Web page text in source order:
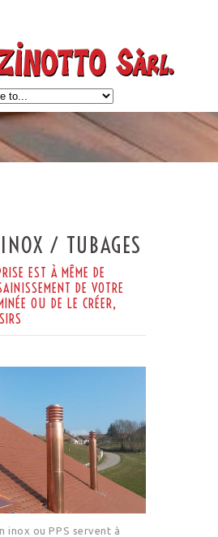
/ TUBAGES
EST À MÊME DE
DE VOTRE
OU DE LE CRÉER,
inox ou PPS servent à